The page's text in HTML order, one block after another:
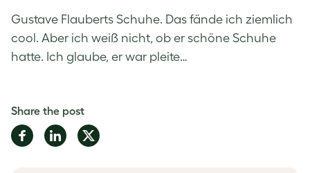
Gustave Flauberts Schuhe. Das fände ich ziemlich
cool. Aber ich weiß nicht, ob er schöne Schuhe
hatte. Ich glaube, er war pleite…
Share the post
Share Share Share